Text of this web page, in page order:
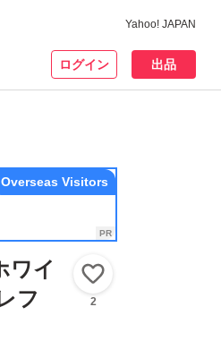
Yahoo! JAPAN
ログイン 出品
Overseas Visitors
ワイ
フ
2